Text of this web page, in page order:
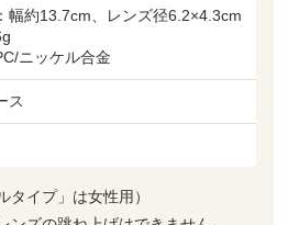
幅約13.7cm、レンズ径6.2×4.3cm
ニッケル合金
ス
イプ」は女性用）